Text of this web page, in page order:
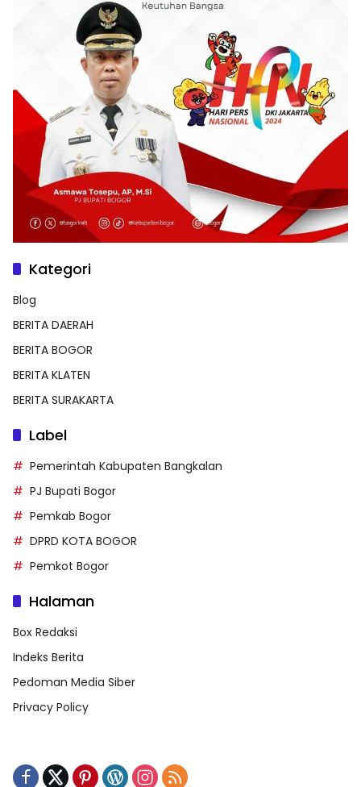
Kategori
Blog
BERITA DAERAH
BERITA BOGOR
BERITA KLATEN
BERITA SURAKARTA
Label
Pemerintah Kabupaten Bangkalan
PJ Bupati Bogor
Pemkab Bogor
DPRD KOTA BOGOR
Pemkot Bogor
Halaman
Box Redaksi
Indeks Berita
Pedoman Media Siber
Privacy Policy